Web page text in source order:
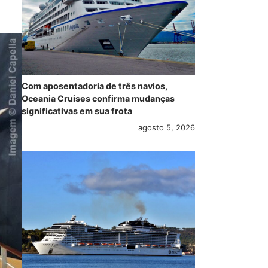
Com aposentadoria de três navios,
Oceania Cruises confirma mudanças
significativas em sua frota
agosto 5, 2026